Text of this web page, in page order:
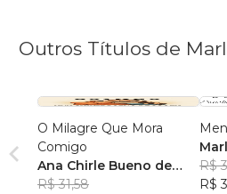
Outros Títulos de
O Milagre Que Mora
Comigo
Ana Chirle Bueno de
Souza
R$ 31,58
R$
R$